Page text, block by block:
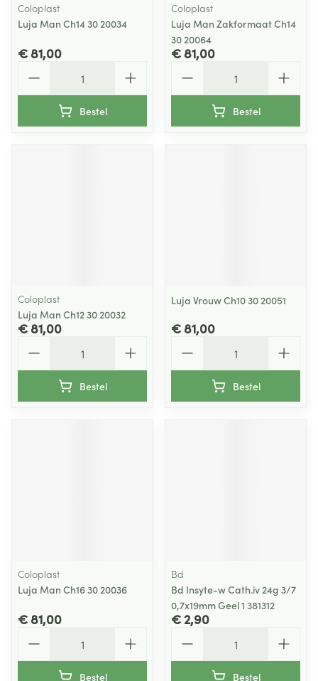
Coloplast
Luja Man Ch14 30 20034
€ 81,00
Bestel
Coloplast
Luja Man Zakformaat Ch14
30 20064
€ 81,00
Bestel
Coloplast
Luja Man Ch12 30 20032
€ 81,00
Bestel
Luja Vrouw Ch10 30 20051
€ 81,00
Bestel
Coloplast
Luja Man Ch16 30 20036
€ 81,00
Bestel
Bd
Bd Insyte-w Cath.iv 24g 3/7
0,7x19mm Geel 1 381312
€ 2,90
Bestel